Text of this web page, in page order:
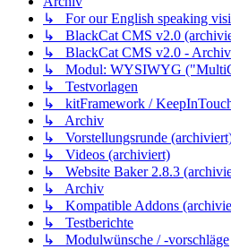
↳ For our English speaking
↳ BlackCat CMS v2.0
↳ BlackCat CMS v2.0 - Archiv
↳ Modul: WYSIWYG
↳ Testvorlagen
↳ kitFramework /
↳ Archiv
↳ Vorstellungsrunde
↳ Videos (archiviert)
↳ Website Baker 2.8.3
↳ Archiv
↳ Kompatible Addons
↳ Testberichte
↳ Modulwünsche / -vorschläge